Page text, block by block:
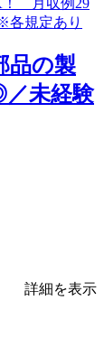
品の製
未経験
詳細を表示